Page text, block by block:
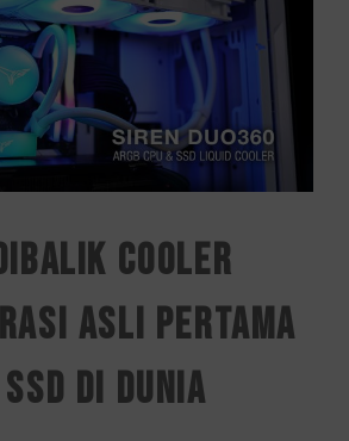
Cooler
Asli Pertama
di Dunia